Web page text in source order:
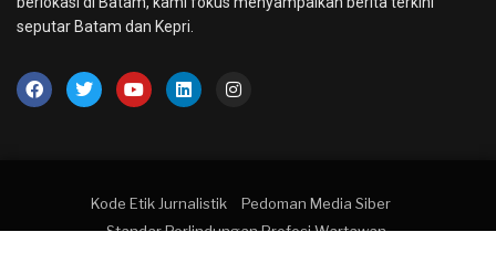
seputar Batam dan Kepri.
Kode Etik Jurnalistik
Pedoman Media Siber
Standar Perlindungan Profesi Wartawan